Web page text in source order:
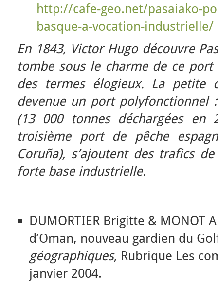
http://cafe-geo.net/pasaiako-
basque-a-vocation-industrielle/
En 1843, Victor Hugo découvre
tombe sous le charme de ce
des termes élogieux. La petite
devenue un port polyfonctionnel
(13 000 tonnes déchargées
troisième port de pêche
Coruña), s’ajoutent des trafics
forte base industrielle.
DUMORTIER Brigitte & MONOT
d’Oman, nouveau gardien du
géographiques, Rubrique Les
janvier 2004.